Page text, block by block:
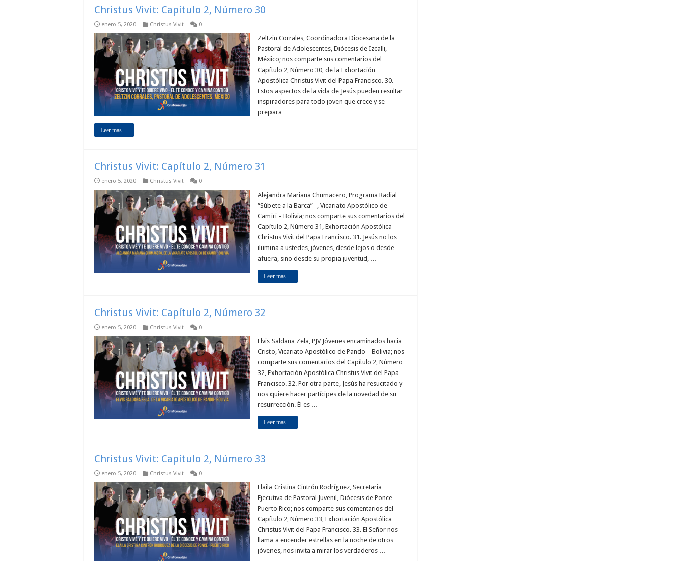
Christus Vivit: Capítulo 2, Número 30
enero 5, 2020 Christus Vivit 0
Zeltzin Corrales, Coordinadora Diocesana de la
Pastoral de Adolescentes, Diócesis de Izcalli,
México; nos comparte sus comentarios del
Capítulo 2, Número 30, de la Exhortación
Apostólica Christus Vivit del Papa Francisco. 30.
Estos aspectos de la vida de Jesús pueden resultar
inspiradores para todo joven que crece y se
prepara …
Leer mas ...
Christus Vivit: Capítulo 2, Número 31
enero 5, 2020 Christus Vivit 0
Alejandra Mariana Chumacero, Programa Radial
“Súbete a la Barca” , Vicariato Apostólico de
Camiri – Bolivia; nos comparte sus comentarios del
Capítulo 2, Número 31, Exhortación Apostólica
Christus Vivit del Papa Francisco. 31. Jesús no los
ilumina a ustedes, jóvenes, desde lejos o desde
afuera, sino desde su propia juventud, …
Leer mas ...
Christus Vivit: Capítulo 2, Número 32
enero 5, 2020 Christus Vivit 0
Elvis Saldaña Zela, PJV Jóvenes encaminados hacia
Cristo, Vicariato Apostólico de Pando – Bolivia; nos
comparte sus comentarios del Capítulo 2, Número
32, Exhortación Apostólica Christus Vivit del Papa
Francisco. 32. Por otra parte, Jesús ha resucitado y
nos quiere hacer partícipes de la novedad de su
resurrección. Él es …
Leer mas ...
Christus Vivit: Capítulo 2, Número 33
enero 5, 2020 Christus Vivit 0
Elaila Cristina Cintrón Rodríguez, Secretaria
Ejecutiva de Pastoral Juvenil, Diócesis de Ponce-
Puerto Rico; nos comparte sus comentarios del
Capítulo 2, Número 33, Exhortación Apostólica
Christus Vivit del Papa Francisco. 33. El Señor nos
llama a encender estrellas en la noche de otros
jóvenes, nos invita a mirar los verdaderos …